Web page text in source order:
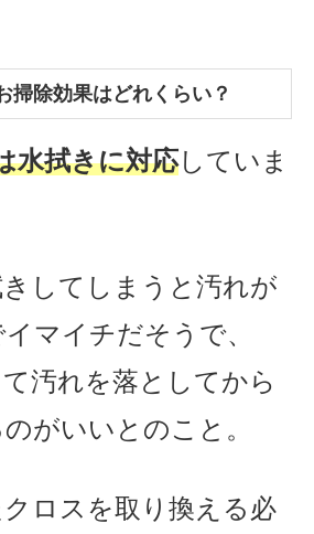
掃除効果はどれくらい？
水拭きに対応していま
してしまうと汚れが
マイチだそうで、
汚れを落としてから
がいいとのこと。
ロスを取り換える必